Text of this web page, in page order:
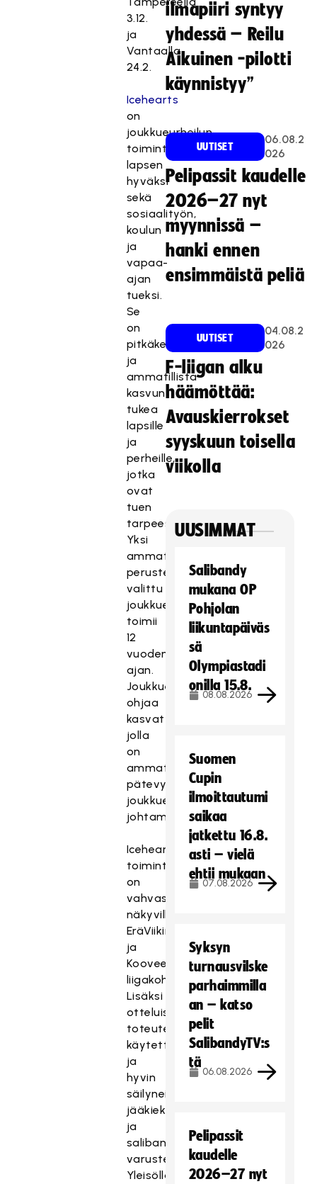
3.12.
ja
Vantaalla
24.2.
Icehearts
on
joukkueurheilun
toimintamalli
lapsen
hyväksi
sekä
sosiaalityön,
koulun
ja
vapaa-
ajan
tueksi.
Se
on
pitkäkestoista
ja
ammatillista
kasvun
tukea
lapsille
ja
perheille,
jotka
ovat
tuen
tarpeessa.
Yksi
ammatillisin
perustein
valittu
joukkue
toimii
12
vuoden
ajan.
Joukkuetta
ohjaa
kasvattaja,
jolla
on
ammatilliset
pätevyydet
joukkueen
johtamiseen.
Iceheartsin
toiminta
on
vahvasti
näkyvillä
EräViikinkien
ja
Kooveen
liigakohtaamisissa.
Lisäksi
otteluissa
toteutetaan
käytettyjen
ja
hyvin
säilyneiden
jääkiekko-
ja
salibandyvarusteiden
varustekeräys.
Yleisöllä
ilmapiiri syntyy
yhdessä – Reilu
Aikuinen -pilotti
käynnistyy”
UUTISET
06.08.2
026
Pelipassit kaudelle
2026–27 nyt
myynnissä –
hanki ennen
ensimmäistä peliä
UUTISET
04.08.2
026
F-liigan alku
häämöttää:
Avauskierrokset
syyskuun toisella
viikolla
UUSIMMAT
Salibandy
mukana OP
Pohjolan
liikuntapäiväs
sä
Olympiastadi
onilla 15.8.
08.08.2026
Suomen
Cupin
ilmoittautumi
saikaa
jatkettu 16.8.
asti – vielä
ehtii mukaan
07.08.2026
Syksyn
turnausvilske
parhaimmilla
an – katso
pelit
SalibandyTV:s
tä
06.08.2026
Pelipassit
kaudelle
2026–27 nyt